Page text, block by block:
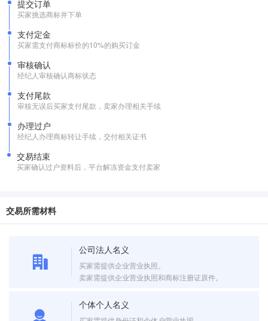
提交订单
买家挑选商标并下单
支付定金
买家需支付商标标价的10%的购买订金
审核确认
经纪人审核确认商标状态
支付尾款
审核无误后买家支付尾款，卖家办理相关手续
办理过户
经纪人办理商标转让手续，交付相关证书
交易结束
买家确认过户资料后，平台解冻资金支付卖家
交易所需材料
公司法人名义
买家需提供企业营业执照。
卖家需提供企业营业执照和商标注册证原件。
个体个人名义